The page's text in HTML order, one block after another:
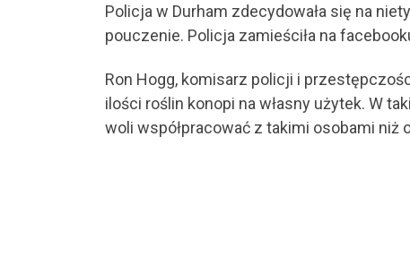
Policja w Durham zdecydowała się na
pouczenie. Policja zamieściła na
Ron Hogg, komisarz policji i
ilości roślin konopi na własny użytek. W
woli współpracować z takimi osobami niż